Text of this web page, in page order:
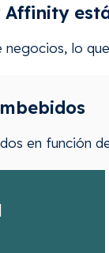
Affinity
lo
en función